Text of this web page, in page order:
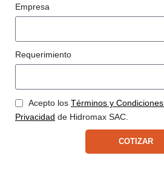
Empresa
Requerimiento
Acepto los Términos y Condiciones
Privacidad de Hidromax SAC.
COTIZAR